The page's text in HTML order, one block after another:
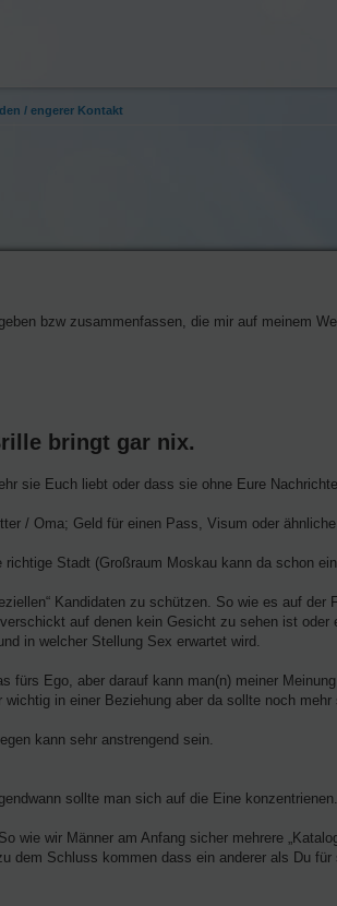
/ engerer Kontakt
bzw zusammenfassen, die mir auf meinem
bringt gar nix.
sie Euch liebt oder dass sie ohne Eure
/ Oma; Geld für einen Pass, Visum oder ähnliche
Stadt (Großraum Moskau kann da schon
Kandidaten zu schützen. So wie es auf der
auf denen kein Gesicht zu sehen ist oder
in welcher Stellung Sex erwartet wird.
fürs Ego, aber darauf kann man(n) meiner
in einer Beziehung aber da sollte noch mehr
kann sehr anstrengend sein.
sollte man sich auf die Eine konzentrienen.
wir Männer am Anfang sicher mehrere
dem Schluss kommen dass ein anderer als Du